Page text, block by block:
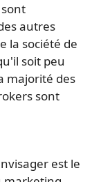
autres
la société de
soit peu
majorité des
sont
est le